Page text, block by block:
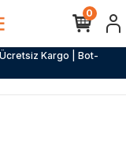
Kargo | Bot-
0